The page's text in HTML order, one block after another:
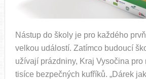
Nástup do školy je pro každého
velkou událostí. Zatímco budoucí
užívají prázdniny, Kraj Vysočina pro
tisíce bezpečných kufříků. „Dárek